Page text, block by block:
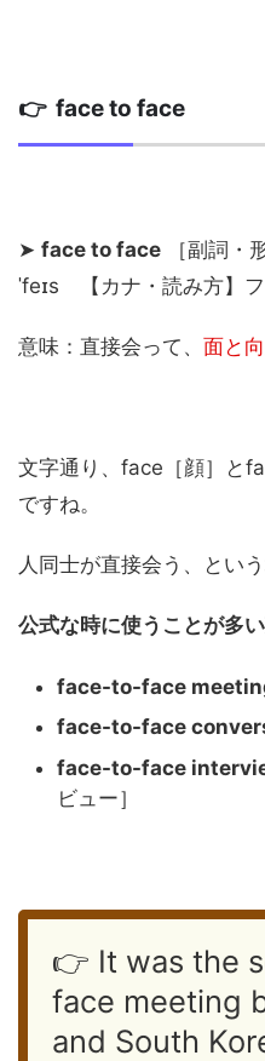
👉 face to face
➤ face to face ［副詞・
ˈfeɪs 【カナ・読み方】
意味：直接会って、 面と
文字通り、face［顔］と
ですね。
人同士が直接会う、とい
公式な時に使うことが多
face-to-face
face-to-face
face-to-face
ビュー］
👉 It was the
face meeting
and South